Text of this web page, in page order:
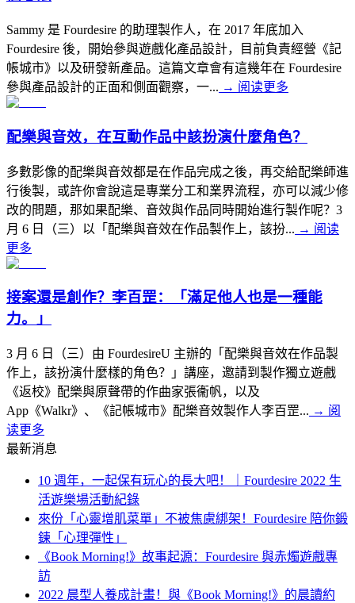
Sammy 是 Fourdesire 的助理製作人，在 2017 年底加入
Fourdesire 後，開始參與遊戲化產品設計，目前負責經營《記
帳城市》以及研發新產品。這篇文章會有這幾年在 Fourdesire
參與產品設計的正面和側面觀察，一... → 阅读更多
配樂與音效，在互動作品中該扮演什麼角色？
多數影像的配樂與音效都是在作品完成之後，再交給配樂師進
行後製，或許你會說這是專業分工和業界流程，亦可以減少修
改的問題，那如果配樂、音效與作品同時開始進行製作呢？3
月 6 日（三）以「配樂與音效在作品製作上，該扮... → 阅读
更多
接案還是創作？李百罡：「滿足他人也是一種能
力。」
3 月 6 日（三）由 FourdesireU 主辦的「配樂與音效在作品製
作上，該扮演什麼樣的角色？」講座，邀請到製作獨立遊戲
《返校》配樂與原聲帶的作曲家張衞帆，以及
App《Walkr》、《記帳城市》配樂音效製作人李百罡... → 阅
读更多
最新消息
10 週年，一起保有玩心的長大吧！｜Fourdesire 2022 生
活遊樂場活動紀錄
來份「心靈增肌菜單」不被焦慮綁架！Fourdesire 陪你鍛
鍊「心理彈性」
《Book Morning!》故事起源：Fourdesire 與赤燭遊戲專
訪
2022 晨型人養成計畫！與《Book Morning!》的晨讀約